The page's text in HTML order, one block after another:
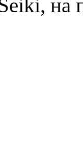
Seiki,